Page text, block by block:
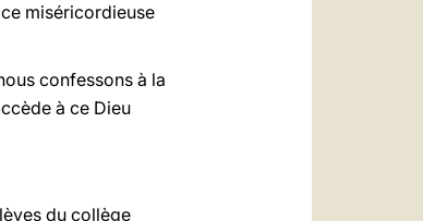
miséricordieuse
confessons à la
à ce Dieu
du collège